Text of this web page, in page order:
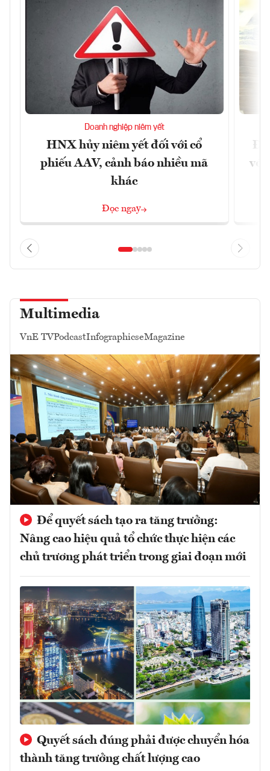
Doanh nghiệp niêm yết
HNX hủy niêm yết đối với cổ
phiếu AAV, cảnh báo nhiều mã
khác
Đọc ngay
Đề
với
Multimedia
VnE TVPodcastInfographicseMagazine
Để quyết sách tạo ra tăng trưởng:
Nâng cao hiệu quả tổ chức thực hiện các
chủ trương phát triển trong giai đoạn mới
Quyết sách đúng phải được chuyển hóa
thành tăng trưởng chất lượng cao